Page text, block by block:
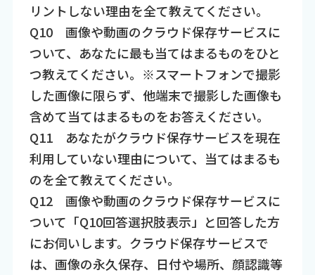
リントしない理由を全て教えてください。
Q10 画像や動画のクラウド保存サービスに
ついて、あなたに最も当てはまるものをひと
つ教えてください。※スマートフォンで撮影
した画像に限らず、他端末で撮影した画像も
含めて当てはまるものをお答えください。
Q11 あなたがクラウド保存サービスを現在
利用していない理由について、当てはまるも
のを全て教えてください。
Q12 画像や動画のクラウド保存サービスに
ついて「Q10回答選択肢表示」と回答した方
にお伺いします。クラウド保存サービスで
は、画像の永久保存、日付や場所、顔認識等